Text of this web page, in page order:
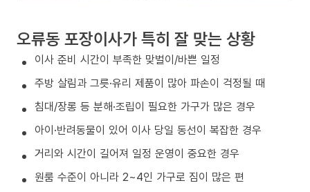
오류동 포장이사가 특히 잘 맞는 상황
이사 준비 시간이 부족한 맞벌이/바쁜 일정
주방 살림과 그릇·유리 제품이 많아 파손이 걱정될 때
침대/장롱 등 분해·조립이 필요한 가구가 많은 경우
아이·반려동물이 있어 이사 당일 동선이 복잡한 경우
거리와 시간이 길어져 일정 운영이 중요한 경우
원룸 수준이 아니라 2~4인 가구로 짐이 많은 편